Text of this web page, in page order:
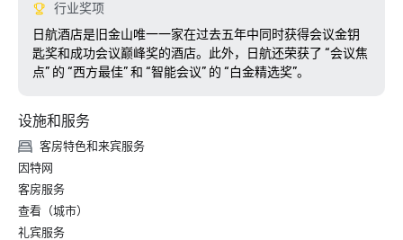
行业奖项
日航酒店是旧金山唯一一家在过去五年中同时获得会议金钥
匙奖和成功会议巅峰奖的酒店。此外，日航还荣获了 “会议焦
点” 的 “西方最佳” 和 “智能会议” 的 “白金精选奖”。
设施和服务
客房特色和来宾服务
因特网
客房服务
查看（城市）
礼宾服务